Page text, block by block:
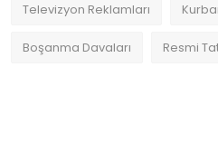
Televizyon Reklamları
Boşanma Davaları Resmi